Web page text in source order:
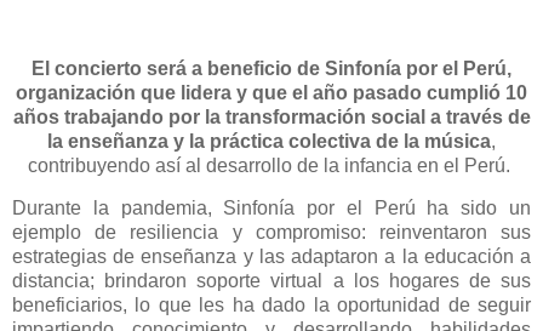
El concierto será a beneficio de Sinfonía por el Perú,
organización que lidera y que el año pasado cumplió 10
años trabajando por la transformación social a través de
la enseñanza y la práctica colectiva de la música,
contribuyendo así al desarrollo de la infancia en el Perú.
Durante la pandemia, Sinfonía por el Perú ha sido un
ejemplo de resiliencia y compromiso: reinventaron sus
estrategias de enseñanza y las adaptaron a la educación a
distancia; brindaron soporte virtual a los hogares de sus
beneficiarios, lo que les ha dado la oportunidad de seguir